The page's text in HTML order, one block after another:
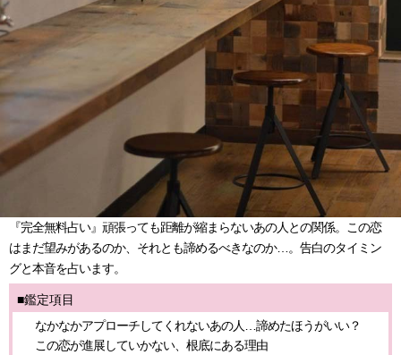
『完全無料占い』頑張っても距離が縮まらないあの人との関係。この恋
はまだ望みがあるのか、それとも諦めるべきなのか…。告白のタイミン
グと本音を占います。
■鑑定項目
なかなかアプローチしてくれないあの人…諦めたほうがいい？
この恋が進展していかない、根底にある理由